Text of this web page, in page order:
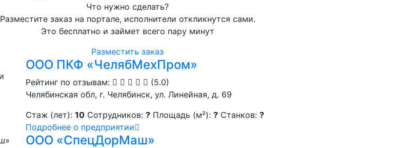
Что нужно сделать?
Разместите заказ на портале, исполнители откликнутся сами.
Это бесплатно и займет всего пару минут
Разместить заказ
ООО ПКФ «ЧелябМехПром»
Рейтинг по отзывам:
(5.0)
Челябинская обл, г. Челябинск, ул. Линейная, д. 69
Стаж (лет): 10 Сотрудников: ? Площадь (м²): ? Станков: ?
Подробнее о предприятии
ООО «СпецДорМаш»